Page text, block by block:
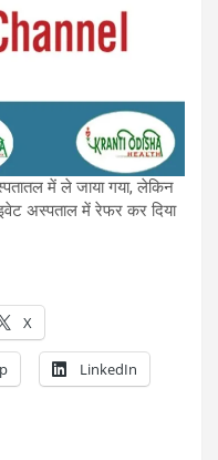
में ले जाया गया, लेकिन
अस्पताल में रेफर कर दिया
X
LinkedIn